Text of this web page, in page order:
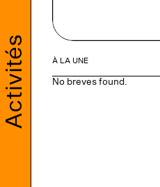
À LA UNE
No breves found.